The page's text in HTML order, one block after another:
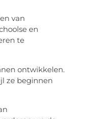
van
en
te
ontwikkelen.
ze beginnen